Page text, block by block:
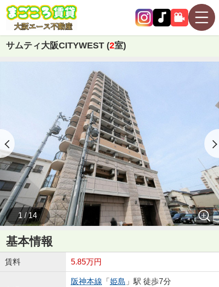
サムティ大阪CITYWEST (2室)
1 / 14
基本情報
賃料 5.85万円
阪神本線 「 姫島 」駅 徒歩7分